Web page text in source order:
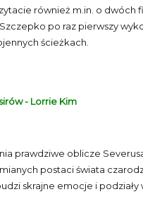
również m.in. o
po raz pierwszy
ścieżkach.
- Lorrie Kim
prawdziwe oblicze
postaci świata
skrajne emocje i